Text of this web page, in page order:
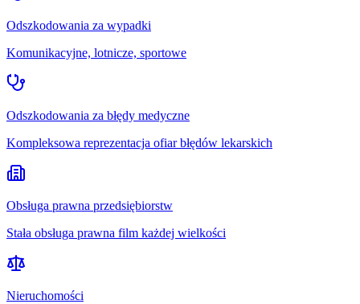
Odszkodowania za wypadki
Komunikacyjne, lotnicze, sportowe
Odszkodowania za błędy medyczne
Kompleksowa reprezentacja ofiar błędów lekarskich
Obsługa prawna przedsiębiorstw
Stała obsługa prawna film każdej wielkości
Nieruchomości